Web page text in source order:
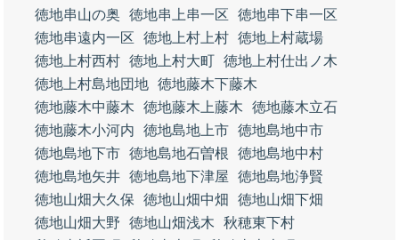
徳地串山の奥
徳地串上串一区
徳地串下串一区
徳地串遠内一区
徳地上村上村 徳地上村蔵場
徳地上村西村 徳地上村大町 徳地上村仕出ノ木
徳地上村島地団地 徳地藤木下藤木
徳地藤木中藤木
徳地藤木上藤木
徳地藤木立石
徳地藤木小河内
徳地島地上市 徳地島地中市
徳地島地下市 徳地島地石曽根
徳地島地中村
徳地島地矢井 徳地島地下津屋
徳地島地浄賢
徳地山畑大久保
徳地山畑中畑
徳地山畑下畑
徳地山畑大野
徳地山畑浅木
秋穂東下村